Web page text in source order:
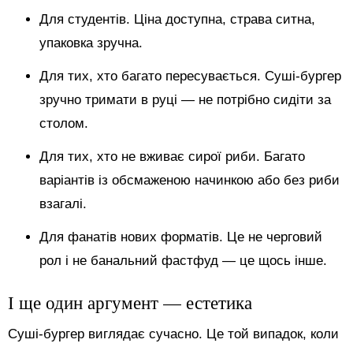
Для студентів. Ціна доступна, страва ситна,
упаковка зручна.
Для тих, хто багато пересувається. Суші-бургер
зручно тримати в руці — не потрібно сидіти за
столом.
Для тих, хто не вживає сирої риби. Багато
варіантів із обсмаженою начинкою або без риби
взагалі.
Для фанатів нових форматів. Це не черговий
рол і не банальний фастфуд — це щось інше.
І ще один аргумент — естетика
Суші-бургер виглядає сучасно. Це той випадок, коли